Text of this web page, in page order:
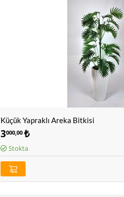
Küçük Yapraklı Areka Bitkisi
3000,00 ₺
Stokta